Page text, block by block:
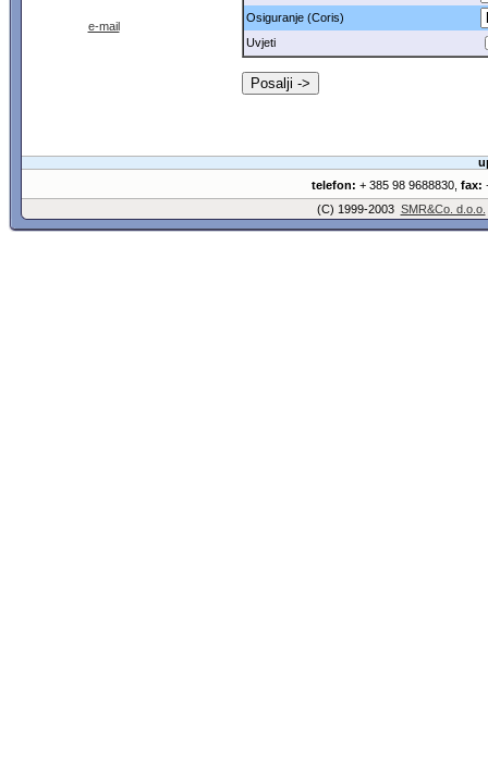
e-mail
Osiguranje (Coris)
Uvjeti
telefon: + 385 98 9688830, fax:
(C) 1999-2003 SMR&Co. d.o.o.